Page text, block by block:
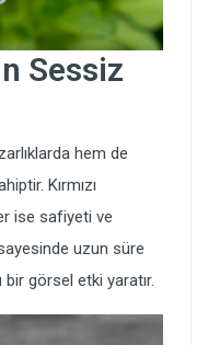
Sessiz
hem de
Kırmızı
ise safiyeti ve
uzun süre
görsel etki yaratır.